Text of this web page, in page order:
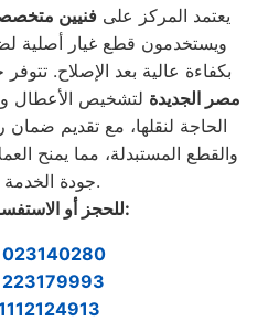
يعتمد المركز علىفنيين
ويستخدمون قطع غيار أصلية
بكفاءة عالية بعد الإصلاح.
مصر الجديدة لتشخيص الأعطال
الحاجة لنقلها، مع تقديم
والقطع المستبدلة، مما يمنح
جودة الخدمة المقدمة.
للحجز أو: